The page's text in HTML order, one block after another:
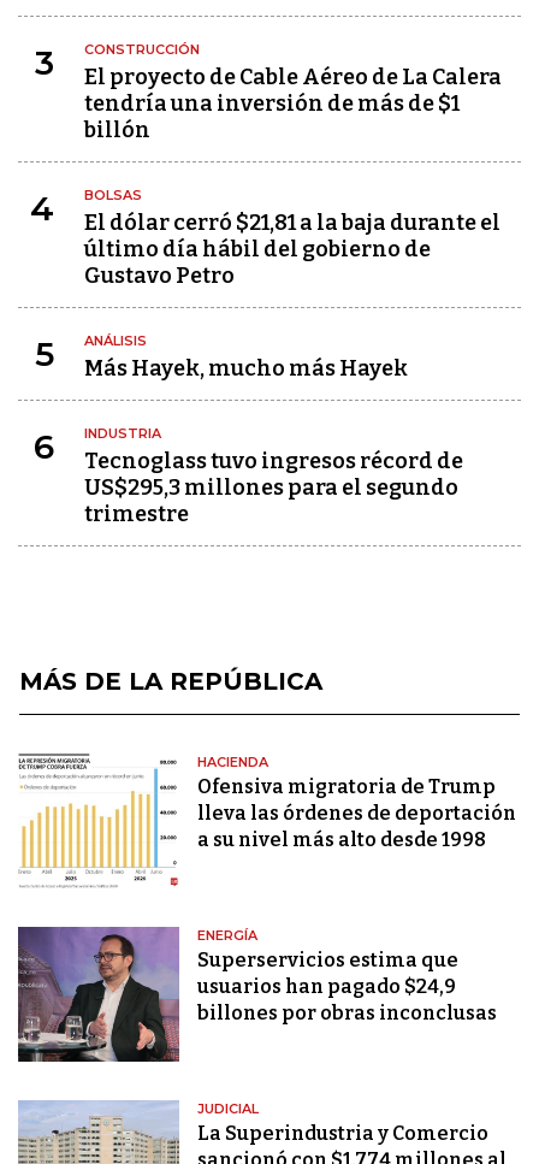
3 CONSTRUCCIÓN
El proyecto de Cable Aéreo de La Calera
tendría una inversión de más de $1
billón
4 BOLSAS
El dólar cerró $21,81 a la baja durante el
último día hábil del gobierno de
Gustavo Petro
5 ANÁLISIS
Más Hayek, mucho más Hayek
6 INDUSTRIA
Tecnoglass tuvo ingresos récord de
US$295,3 millones para el segundo
trimestre
MÁS DE LA REPÚBLICA
HACIENDA
Ofensiva migratoria de Trump
lleva las órdenes de deportación
a su nivel más alto desde 1998
ENERGÍA
Superservicios estima que
usuarios han pagado $24,9
billones por obras inconclusas
JUDICIAL
La Superindustria y Comercio